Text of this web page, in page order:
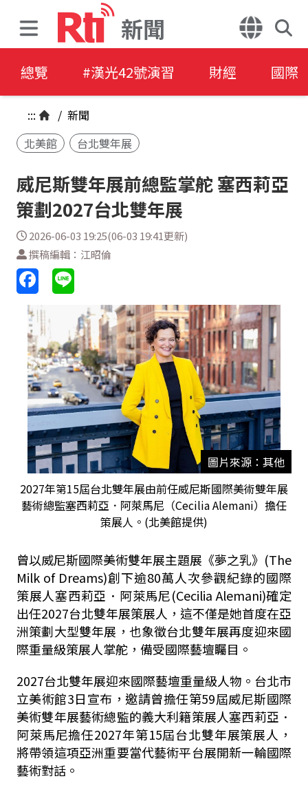
新聞
總覽 #漢光42號演習 財經 國際
::: / 新聞
北美館
台北雙年展
威尼斯雙年展前總監掌舵 塞西莉亞
策劃2027台北雙年展
2026-06-03 19:25(06-03 19:41更新)
撰稿編輯：江昭倫
圖片來源：其他
2027年第15屆台北雙年展由前任威尼斯國際美術雙年展
藝術總監塞西莉亞．阿萊馬尼（Cecilia Alemani）擔任
策展人。(北美館提供)
曾以威尼斯國際美術雙年展主題展《夢之乳》(The
Milk of Dreams)創下逾80萬人次參觀紀錄的國際
策展人塞西莉亞．阿萊馬尼(Cecilia Alemani)確定
出任2027台北雙年展策展人，這不僅是她首度在亞
洲策劃大型雙年展，也象徵台北雙年展再度迎來國
際重量級策展人掌舵，備受國際藝壇矚目。
2027台北雙年展迎來國際藝壇重量級人物。台北市
立美術館3日宣布，邀請曾擔任第59屆威尼斯國際
美術雙年展藝術總監的義大利籍策展人塞西莉亞．
阿萊馬尼擔任2027年第15屆台北雙年展策展人，
將帶領這項亞洲重要當代藝術平台展開新一輪國際
藝術對話。